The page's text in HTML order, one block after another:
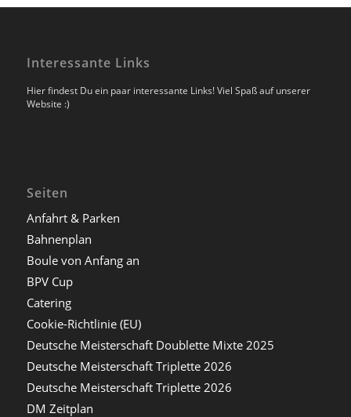
Interessante Links
Hier findest Du ein paar interessante Links! Viel Spaß auf unserer
Website :)
Seiten
Anfahrt & Parken
Bahnenplan
Boule von Anfang an
BPV Cup
Catering
Cookie-Richtlinie (EU)
Deutsche Meisterschaft Doublette Mixte 2025
Deutsche Meisterschaft Triplette 2026
Deutsche Meisterschaft Triplette 2026
DM Zeitplan